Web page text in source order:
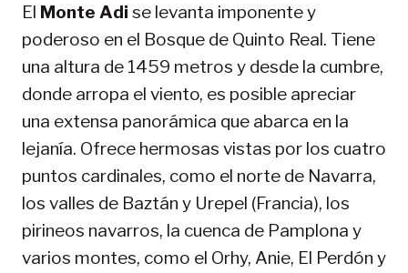
El Monte Adi se levanta imponente y
poderoso en el Bosque de Quinto Real. Tiene
una altura de 1459 metros y desde la cumbre,
donde arropa el viento, es posible apreciar
una extensa panorámica que abarca en la
lejanía. Ofrece hermosas vistas por los cuatro
puntos cardinales, como el norte de Navarra,
los valles de Baztán y Urepel (Francia), los
pirineos navarros, la cuenca de Pamplona y
varios montes, como el Orhy, Anie, El Perdón y